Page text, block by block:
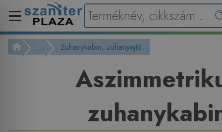
... Zuhanykabin, zuhanyajtó